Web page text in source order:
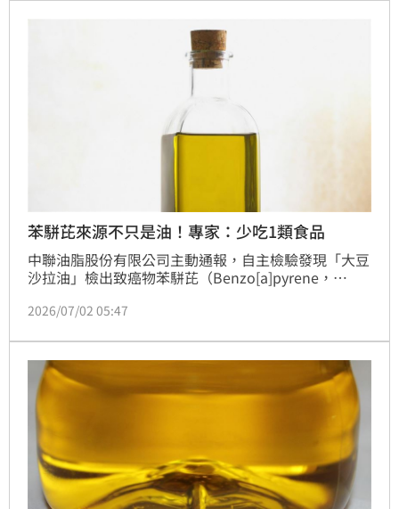
是慢性腎病或洗腎患者也不需要因此事件恐慌。
苯駢芘來源不只是油！專家：少吃1類食品
中聯油脂股份有限公司主動通報，自主檢驗發現「大豆
沙拉油」檢出致癌物苯駢芘（Benzo[a]pyrene，
福懋三家業者，業者皆進行下架回收。對此，食安專家
後產生，建議勿過量這一類食品。
2026/07/02 05:47